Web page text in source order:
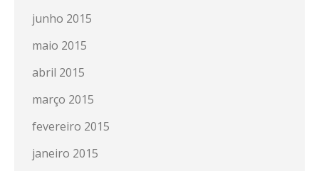
junho 2015
maio 2015
abril 2015
março 2015
fevereiro 2015
janeiro 2015